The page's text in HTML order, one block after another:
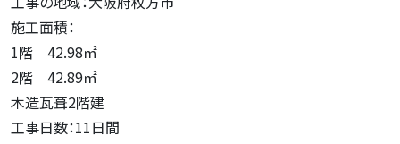
施工面積：
1階 42.98㎡
2階 42.89㎡
木造瓦葺2階建
工事日数：11日間